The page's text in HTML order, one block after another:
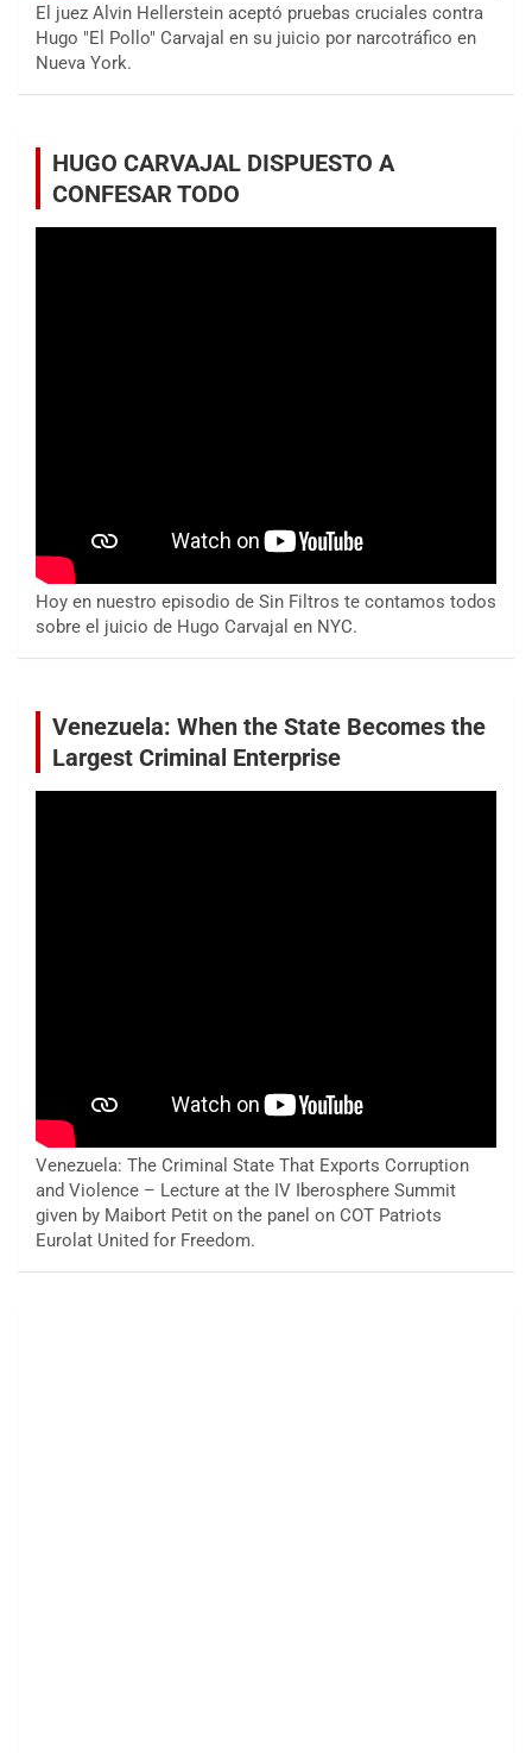
El juez Alvin Hellerstein aceptó pruebas cruciales contra
Hugo "El Pollo" Carvajal en su juicio por narcotráfico en
Nueva York.
HUGO CARVAJAL DISPUESTO A
CONFESAR TODO
Hoy en nuestro episodio de Sin Filtros te contamos todos
sobre el juicio de Hugo Carvajal en NYC.
Venezuela: When the State Becomes the
Largest Criminal Enterprise
Venezuela: The Criminal State That Exports Corruption
and Violence – Lecture at the IV Iberosphere Summit
given by Maibort Petit on the panel on COT Patriots
Eurolat United for Freedom.